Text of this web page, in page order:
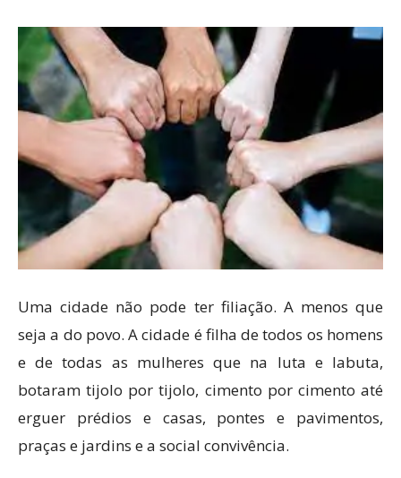
Uma cidade não pode ter filiação. A menos que
seja a do povo. A cidade é filha de todos os homens
e de todas as mulheres que na luta e labuta,
botaram tijolo por tijolo, cimento por cimento até
erguer prédios e casas, pontes e pavimentos,
praças e jardins e a social convivência.